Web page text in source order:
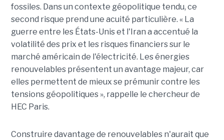
fossiles. Dans un contexte géopolitique tendu, ce
second risque prend une acuité particulière. « La
guerre entre les États-Unis et l'Iran a accentué la
volatilité des prix et les risques financiers sur le
marché américain de l'électricité. Les énergies
renouvelables présentent un avantage majeur, car
elles permettent de mieux se prémunir contre les
tensions géopolitiques », rappelle le chercheur de
HEC Paris.
Construire davantage de renouvelables n'aurait que